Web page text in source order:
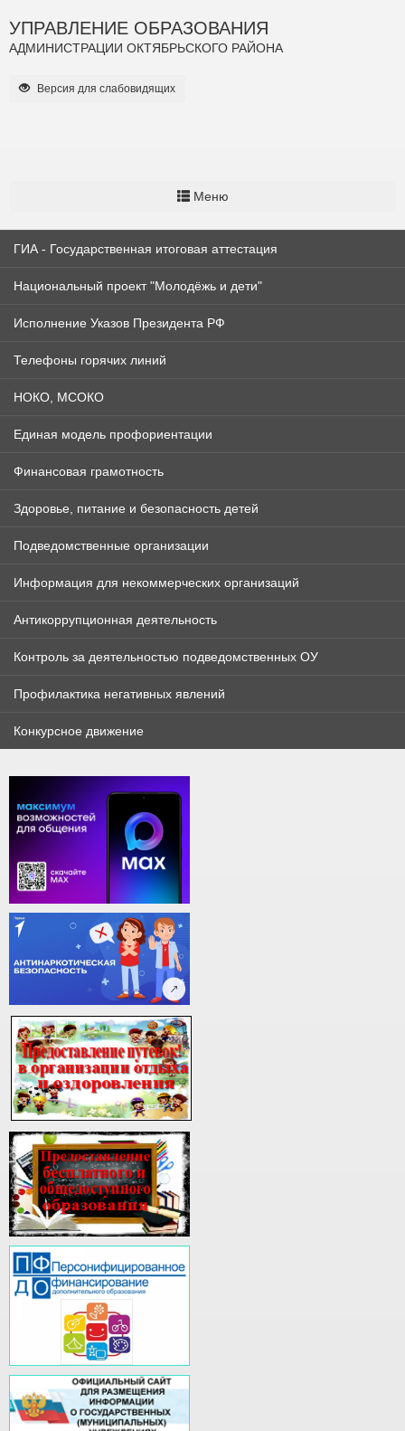
УПРАВЛЕНИЕ ОБРАЗОВАНИЯ
АДМИНИСТРАЦИИ ОКТЯБРЬСКОГО РАЙОНА
Версия для слабовидящих
Меню
ГИА - Государственная итоговая аттестация
Национальный проект "Молодёжь и дети"
Исполнение Указов Президента РФ
Телефоны горячих линий
НОКО, МСОКО
Единая модель профориентации
Финансовая грамотность
Здоровье, питание и безопасность детей
Подведомственные организации
Информация для некоммерческих организаций
Антикоррупционная деятельность
Контроль за деятельностью подведомственных ОУ
Профилактика негативных явлений
Конкурсное движение